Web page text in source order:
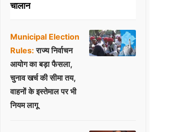
चालान
Municipal Election
Rules: राज्य निर्वाचन
आयोग का बड़ा फैसला,
चुनाव खर्च की सीमा तय,
वाहनों के इस्तेमाल पर भी
नियम लागू